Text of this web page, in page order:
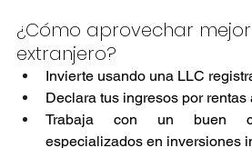
¿Cómo aprovechar
extranjero?
Invierte usando una LLC
Declara tus ingresos por rentas
Trabaja con un buen
especializados en inversiones